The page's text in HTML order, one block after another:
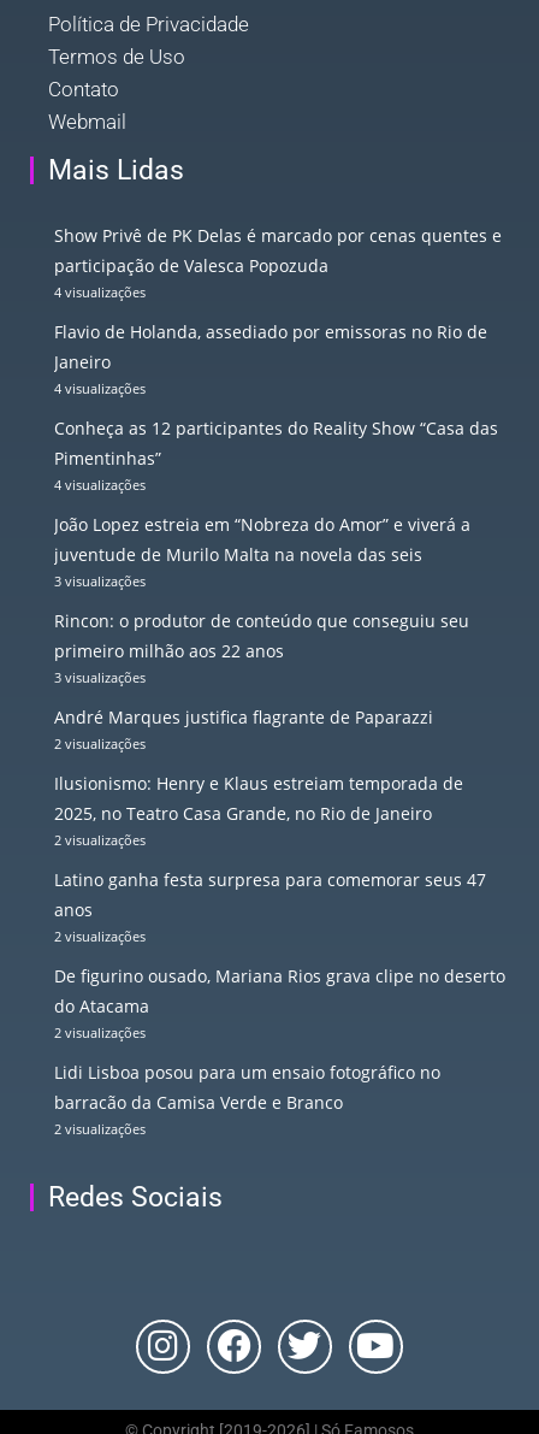
Política de Privacidade
Termos de Uso
Contato
Webmail
Mais Lidas
Show Privê de PK Delas é marcado por cenas quentes e
participação de Valesca Popozuda
4 visualizações
Flavio de Holanda, assediado por emissoras no Rio de
Janeiro
4 visualizações
Conheça as 12 participantes do Reality Show “Casa das
Pimentinhas”
4 visualizações
João Lopez estreia em “Nobreza do Amor” e viverá a
juventude de Murilo Malta na novela das seis
3 visualizações
Rincon: o produtor de conteúdo que conseguiu seu
primeiro milhão aos 22 anos
3 visualizações
André Marques justifica flagrante de Paparazzi
2 visualizações
Ilusionismo: Henry e Klaus estreiam temporada de
2025, no Teatro Casa Grande, no Rio de Janeiro
2 visualizações
Latino ganha festa surpresa para comemorar seus 47
anos
2 visualizações
De figurino ousado, Mariana Rios grava clipe no deserto
do Atacama
2 visualizações
Lidi Lisboa posou para um ensaio fotográfico no
barracão da Camisa Verde e Branco
2 visualizações
Redes Sociais
© Copyright [2019-2026] | Só Famosos